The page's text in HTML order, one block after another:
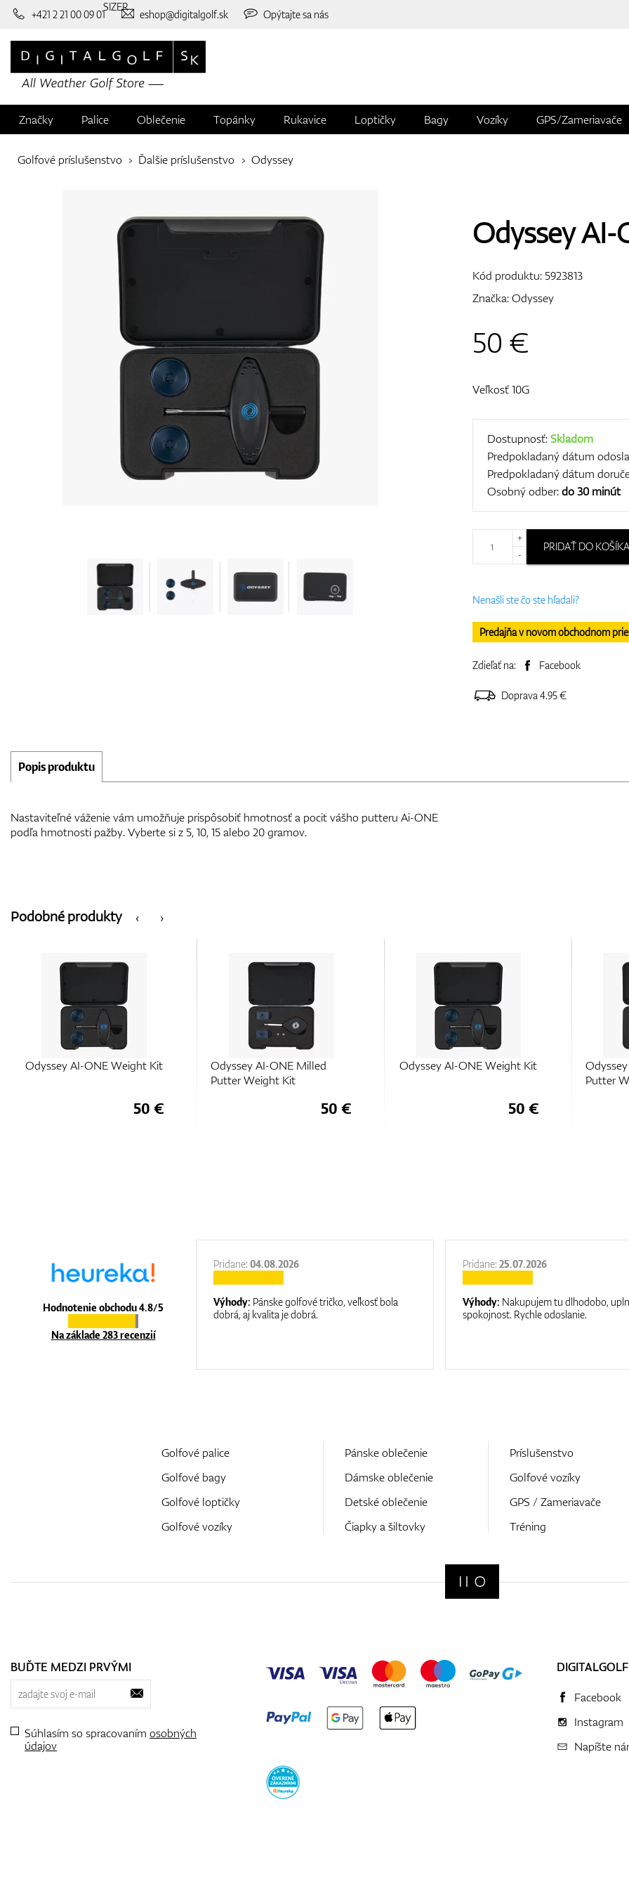
+421 2 21 00 09 01 eshop@digitalgolf.sk Opýtajte sa nás
Značky Palice Oblečenie Topánky Rukavice Loptičky Bagy Vozíky GPS/Zameriavače
Golfové príslušenstvo Ďalšie príslušenstvo Odyssey
Odyssey
Kód produktu:5923813
Značka:Odyssey
50 €
Veľkosť 10G
Dostupnosť:Skladom
Predpokladaný dátum
Predpokladaný dátum
Osobný odber:do 30 minút
+
-
PRIDAŤ DO KOŠÍKA
Nenašli ste čo ste hľadali?
Predajňa v novom obchodnom
Zdieľať na: Facebook
Doprava 4.95 €
Popis produktu
Nastaviteľné váženie vám umožňuje prispôsobiť hmotnosť a pocit vášho putteru Ai-ONE
podľa hmotnosti pažby. Vyberte si z 5, 10, 15 alebo 20 gramov.
‹
Podobné produkty ›
Odyssey AI-ONE Milled
50 €
Odyssey AI-ONE Weight Kit
50 €
Odyssey AI-ONE Milled
50 €
Hodnotenie obchodu 4.8/5
Na základe 283 recenzií
It is a great shop where they help you
Pridane:04.08.2026
Výhody: Pánske golfové tričko, veľkosť bola
dobrá, aj kvalita je dobrá.
Pridane:25.07.2026
Výhody: Nakupujem tu dlhodobo,
spokojnost. Rychle odoslanie.
Golfové palice
Golfové bagy
Golfové loptičky
Golfové vozíky
Pánske oblečenie
Dámske oblečenie
Detské oblečenie
Čiapky a šiltovky
Príslušenstvo
Golfové vozíky
GPS / Zameriavače
Tréning
BUĎTE MEDZI PRVÝMI
Súhlasím so spracovaním osobných
údajov
Facebook
Instagram
Napíšte
SIZER